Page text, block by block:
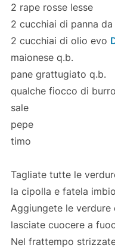
2 rape rosse lesse
2 cucchiai di panna da
2 cucchiai di olio evo
maionese q.b.
pane grattugiato q.b.
qualche fiocco di burro
sale
pepe
timo
Tagliate tutte le
la cipolla e fatela
Aggiungete le
lasciate cuocere a
Nel frattempo